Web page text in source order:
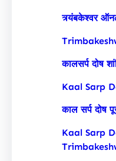
त्र्यंबकेश्वर
कालसर्प दोष
Kaal Sarp
काल सर्प दोष
Kaal Sarp